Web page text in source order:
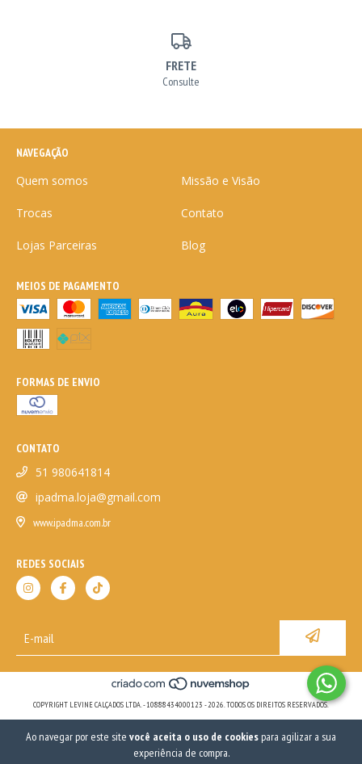
Ao navegar por este site você aceita o uso de cookies para agilizar a sua
experiência de compra.
FRETE
Consulte
NAVEGAÇÃO
Quem somos Missão e Visão
Trocas Contato
Lojas Parceiras Blog
MEIOS DE PAGAMENTO
FORMAS DE ENVIO
CONTATO
51 980641814
ipadma.loja@gmail.com
www.ipadma.com.br
REDES SOCIAIS
COPYRIGHT LEVINE CALÇADOS LTDA. - 10888434000123 - 2026. TODOS OS DIREITOS RESERVADOS.